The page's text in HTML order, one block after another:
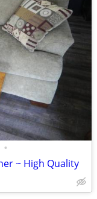
•
~ High Quality